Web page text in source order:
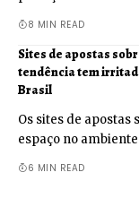
8 MIN READ
Sites de apostas
tendência tem
Brasil
Os sites de apostas
espaço no
6 MIN READ